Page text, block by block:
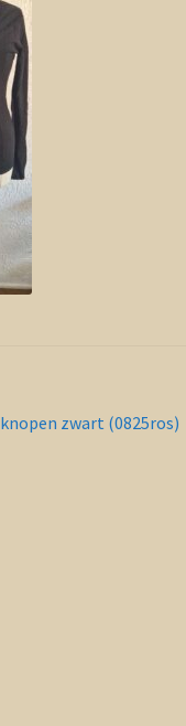
zwart (0825ros)